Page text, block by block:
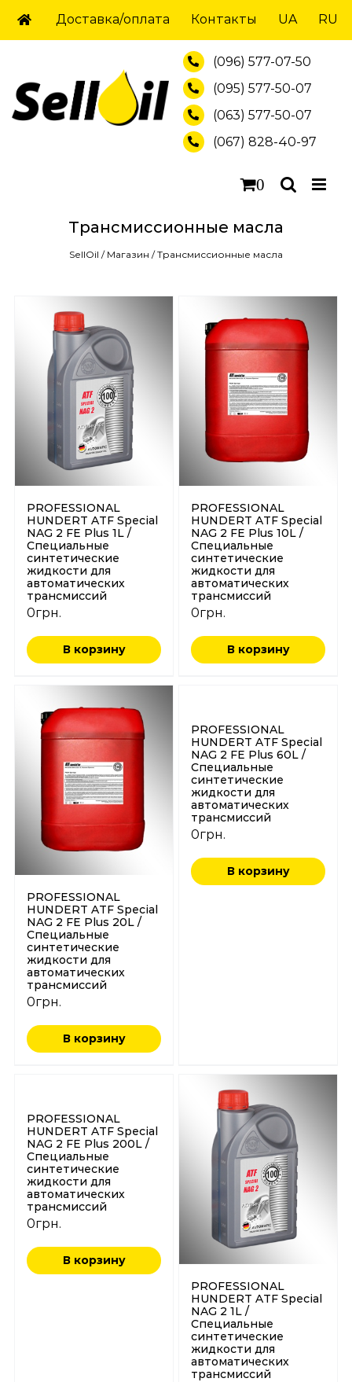
Доставка/оплата Контакты UA RU
(096) 577-07-50
(095) 577-50-07
(063) 577-50-07
(067) 828-40-97
0
Трансмиссионные масла
SellOil / Магазин /Трансмиссионные масла
PROFESSIONAL
HUNDERT ATF Special
NAG 2 FE Plus 1L /
Специальные
синтетические
жидкости для
автоматических
трансмиссий
0грн.
В корзину
PROFESSIONAL
HUNDERT ATF Special
NAG 2 FE Plus 10L /
Специальные
синтетические
жидкости для
автоматических
трансмиссий
0грн.
В корзину
PROFESSIONAL
HUNDERT ATF Special
NAG 2 FE Plus 20L /
Специальные
синтетические
жидкости для
автоматических
трансмиссий
0грн.
В корзину
PROFESSIONAL
HUNDERT ATF Special
NAG 2 FE Plus 60L /
Специальные
синтетические
жидкости для
автоматических
трансмиссий
0грн.
В корзину
PROFESSIONAL
HUNDERT ATF Special
NAG 2 FE Plus 200L /
Специальные
синтетические
жидкости для
автоматических
трансмиссий
0грн.
В корзину
PROFESSIONAL
HUNDERT ATF Special
NAG 2 1L /
Специальные
синтетические
жидкости для
автоматических
трансмиссий